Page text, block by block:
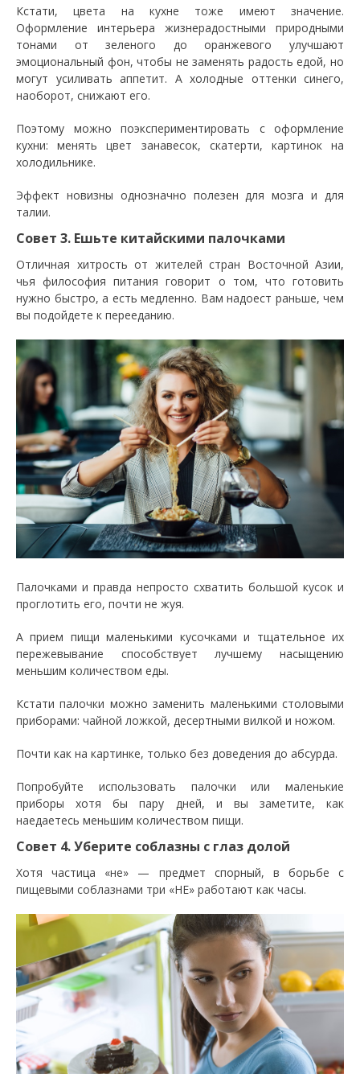
Кстати, цвета на кухне тоже имеют значение.
Оформление интерьера жизнерадостными природными
тонами от зеленого до оранжевого улучшают
эмоциональный фон, чтобы не заменять радость едой, но
могут усиливать аппетит. А холодные оттенки синего,
наоборот, снижают его.
Поэтому можно поэкспериментировать с оформление
кухни: менять цвет занавесок, скатерти, картинок на
холодильнике.
Эффект новизны однозначно полезен для мозга и для
талии.
Совет 3. Ешьте китайскими палочками
Отличная хитрость от жителей стран Восточной Азии,
чья философия питания говорит о том, что готовить
нужно быстро, а есть медленно. Вам надоест раньше, чем
вы подойдете к перееданию.
Палочками и правда непросто схватить большой кусок и
проглотить его, почти не жуя.
А прием пищи маленькими кусочками и тщательное их
пережевывание способствует лучшему насыщению
меньшим количеством еды.
Кстати палочки можно заменить маленькими столовыми
приборами: чайной ложкой, десертными вилкой и ножом.
Почти как на картинке, только без доведения до абсурда.
Попробуйте использовать палочки или маленькие
приборы хотя бы пару дней, и вы заметите, как
наедаетесь меньшим количеством пищи.
Совет 4. Уберите соблазны с глаз долой
Хотя частица «не» — предмет спорный, в борьбе с
пищевыми соблазнами три «НЕ» работают как часы.